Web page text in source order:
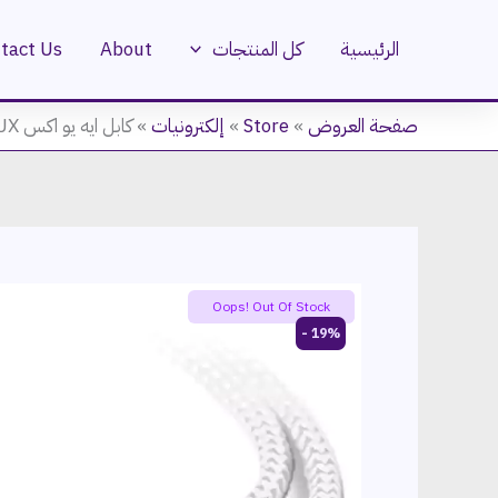
الرئيسية كل المنتجات About
Us
صفحة العروض »
Store
» إلكترونيات »كابل ايه يو اكس AUX برو اتش بي، 3 متر، 3.5 ملم، ابيض – HP031GBSLV3TW
Oops! Out Of Stock
Flash Sale
19% -